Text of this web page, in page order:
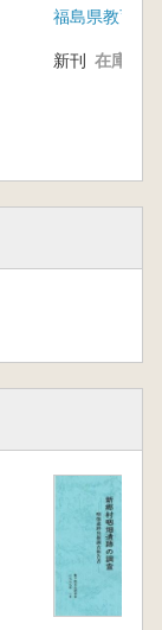
新刊 在庫なし